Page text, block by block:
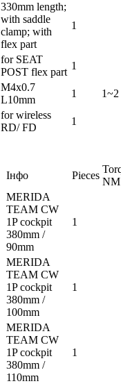
330mm length;
with saddle
clamp; with
flex part
1
for SEAT
POST flex part
1
M4x0.7
L10mm
1 1~2
for wireless
RD/ FD
1
Інфо Pieces
NM
MERIDA
TEAM CW
1P cockpit
380mm /
90mm
1
MERIDA
TEAM CW
1P cockpit
380mm /
100mm
1
MERIDA
TEAM CW
1P cockpit
380mm /
110mm
1